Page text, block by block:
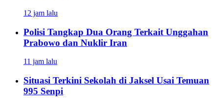
12 jam lalu
Polisi Tangkap Dua Orang Terkait Unggahan
Prabowo dan Nuklir Iran
11 jam lalu
Situasi Terkini Sekolah di Jaksel Usai Temuan
995 Senpi